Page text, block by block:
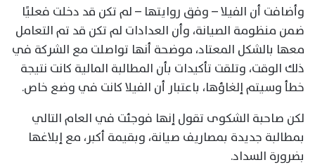
وأضافت أن الفيلا – وفق روايتها – لم تكن قد دخلت فعليًا
ضمن منظومة الصيانة، وأن العدادات لم تكن قد تم التعامل
معها بالشكل المعتاد، موضحة أنها تواصلت مع الشركة في
ذلك الوقت، وتلقت تأكيدات بأن المطالبة المالية كانت نتيجة
خطأ وسيتم إلغاؤها، باعتبار أن الفيلا كانت في وضع خاص.
لكن صاحبة الشكوى تقول إنها فوجئت في العام التالي
بمطالبة جديدة بمصاريف صيانة، وبقيمة أكبر، مع إبلاغها
بضرورة السداد.